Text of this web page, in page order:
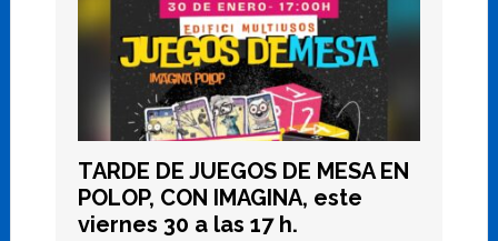
TARDE DE JUEGOS DE MESA EN
POLOP, CON IMAGINA, este
viernes 30 a las 17 h.